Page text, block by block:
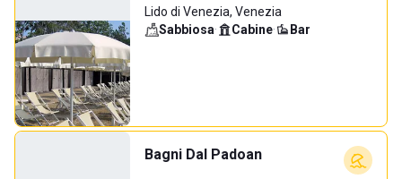
Lido di Venezia, Venezia
Sabbiosa· Cabine· Bar
Bagni Dal Padoan